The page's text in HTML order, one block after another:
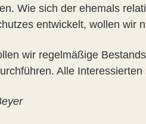
Wie sich der ehemals
entwickelt, wollen wir
wir regelmäßige
Alle